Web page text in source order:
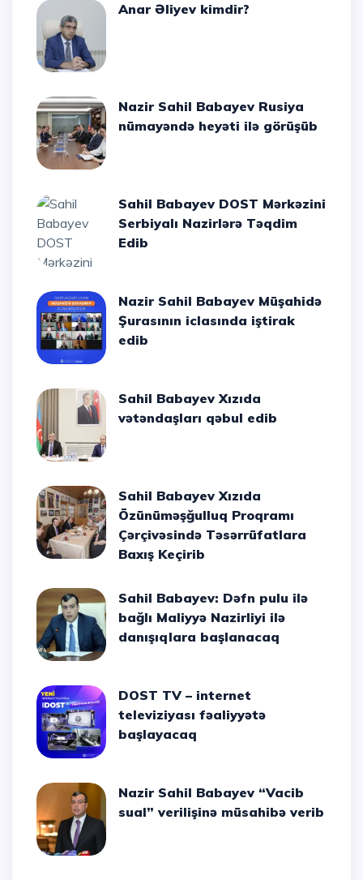
Anar Əliyev kimdir?
Nazir Sahil Babayev Rusiya
nümayəndə heyəti ilə görüşüb
Sahil Babayev DOST Mərkəzini
Serbiyalı Nazirlərə Təqdim
Edib
Nazir Sahil Babayev Müşahidə
Şurasının iclasında iştirak
edib
Sahil Babayev Xızıda
vətəndaşları qəbul edib
Sahil Babayev Xızıda
Özünüməşğulluq Proqramı
Çərçivəsində Təsərrüfatlara
Baxış Keçirib
Sahil Babayev: Dəfn pulu ilə
bağlı Maliyyə Nazirliyi ilə
danışıqlara başlanacaq
DOST TV – internet
televiziyası fəaliyyətə
başlayacaq
Nazir Sahil Babayev “Vacib
sual” verilişinə müsahibə verib